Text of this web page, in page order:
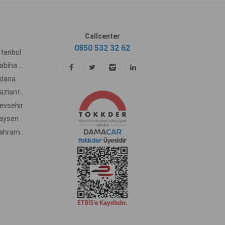
Autovermietung am Flughafen Sabiha Gökcen
Autovermietung am Flughafen Gaziantep
Callcenter
0850 532 32 62